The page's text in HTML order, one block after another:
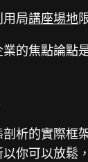
用局講座場地
的焦點論點
析的實際框
你可以放鬆